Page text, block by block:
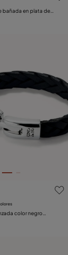
bañada en plata de
del cliente
color negro
ley